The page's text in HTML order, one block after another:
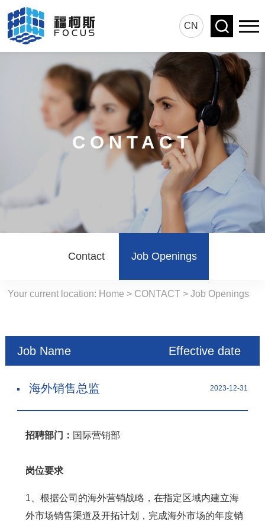
CN
CONTACT
Contact Job Openings
Your current location: Home > CONTACT >Job Openings
Effective date
Job Name
2023-12-31
海外销售总监
招聘部门： 国际营销部
岗位要求
1、根据公司的海外营销战略，在指定区域内建立海
外市场销售渠道及开拓计划，完成海外市场的年度销